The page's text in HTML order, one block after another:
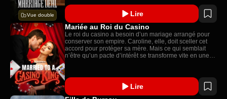
Vue double
jeux de pouvoir, leur relation toxique évolue en un
partenariat commercial intense, mais aucun des deux
n’avait anticipé que les sentiments finiraient par s’en
mêler.
Lire
Mariée au Roi du Casino
Le roi du casino a besoin d’un mariage arrangé pour
conserver son empire. Caroline, elle, doit sceller cet
accord pour protéger sa mère. Mais ce qui semblait
n’être qu’un pacte d’intérêt se transforme vite en une
Lire